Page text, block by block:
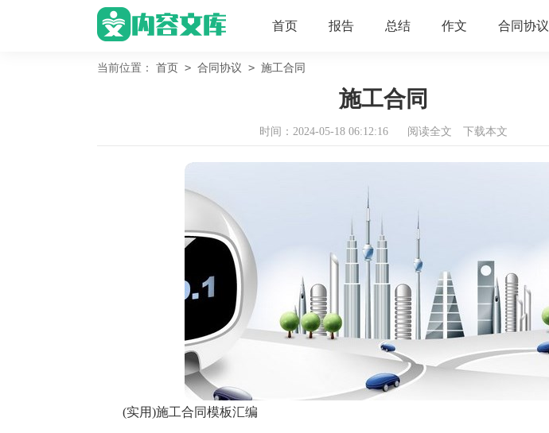
首页 报告 总结 作文 合同协议
当前位置： 首页 > 合同协议 > 施工合同
施工合同
时间：2024-05-18 06:12:16 阅读全文 下载本文
(实用)施工合同模板汇编